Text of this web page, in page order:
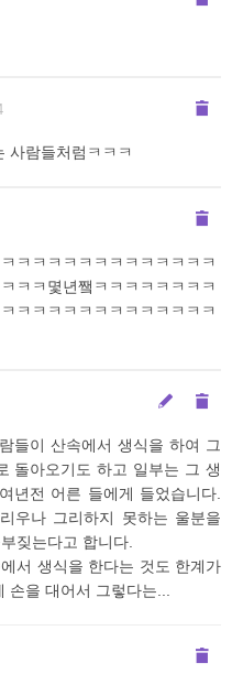
사람들처럼ㅋㅋㅋ
ㅋㅋㅋㅋㅋㅋㅋㅋㅋㅋㅋㅋㅋ
ㅋㅋ몇년쨐ㅋㅋㅋㅋㅋㅋㅋㅋ
ㅋㅋㅋㅋㅋㅋㅋㅋㅋㅋㅋㅋㅋ
들이 산속에서 생식을 하여 그
돌아오기도 하고 일부는 그 생
년전 어른 들에게 들었습니다.
우나 그리하지 못하는 울분을
짖는다고 합니다.
서 생식을 한다는 것도 한계가
을 대어서 그렇다는...